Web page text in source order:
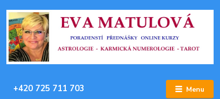
Menu
+420 725 711 703